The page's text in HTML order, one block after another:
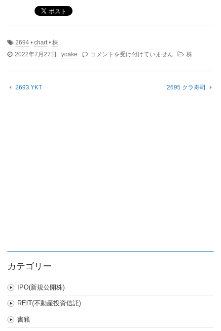
2694 • chart • 株
2022年7月27日
yoake
2694
肉
コメントを受け付けていません 株
2693 YKT 2695 クラ寿司
カテゴリー
IPO(新規公開株)
REIT(不動産投資信託)
書籍